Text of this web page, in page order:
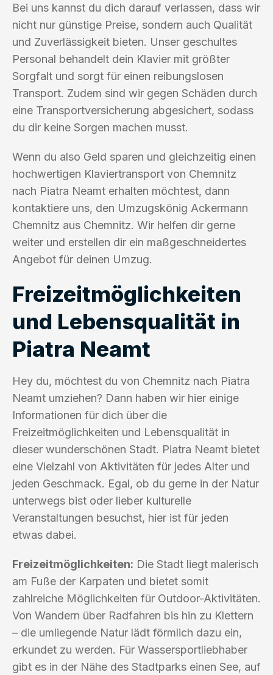
Bei uns kannst du dich darauf verlassen, dass wir
nicht nur günstige Preise, sondern auch Qualität
und Zuverlässigkeit bieten. Unser geschultes
Personal behandelt dein Klavier mit größter
Sorgfalt und sorgt für einen reibungslosen
Transport. Zudem sind wir gegen Schäden durch
eine Transportversicherung abgesichert, sodass
du dir keine Sorgen machen musst.
Wenn du also Geld sparen und gleichzeitig einen
hochwertigen Klaviertransport von Chemnitz
nach Piatra Neamt erhalten möchtest, dann
kontaktiere uns, den Umzugskönig Ackermann
Chemnitz aus Chemnitz. Wir helfen dir gerne
weiter und erstellen dir ein maßgeschneidertes
Angebot für deinen Umzug.
Freizeitmöglichkeiten
und Lebensqualität in
Piatra Neamt
Hey du, möchtest du von Chemnitz nach Piatra
Neamt umziehen? Dann haben wir hier einige
Informationen für dich über die
Freizeitmöglichkeiten und Lebensqualität in
dieser wunderschönen Stadt. Piatra Neamt bietet
eine Vielzahl von Aktivitäten für jedes Alter und
jeden Geschmack. Egal, ob du gerne in der Natur
unterwegs bist oder lieber kulturelle
Veranstaltungen besuchst, hier ist für jeden
etwas dabei.
Freizeitmöglichkeiten: Die Stadt liegt malerisch
am Fuße der Karpaten und bietet somit
zahlreiche Möglichkeiten für Outdoor-Aktivitäten.
Von Wandern über Radfahren bis hin zu Klettern
– die umliegende Natur lädt förmlich dazu ein,
erkundet zu werden. Für Wassersportliebhaber
gibt es in der Nähe des Stadtparks einen See, auf